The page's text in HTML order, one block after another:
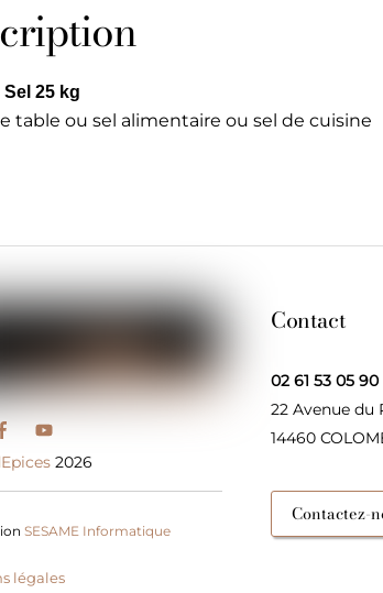
Sel 25 kg
table ou sel alimentaire ou sel de cuisine
2026
SESAME Informatique
légales
Contact
02 61 53 05 90
22 Avenue du
14460
Contactez-